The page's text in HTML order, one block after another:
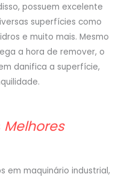
possuem excelente
superfícies como
e muito mais. Mesmo
a hora de remover, o
danifica a superfície,
Melhores
em maquinário industrial,